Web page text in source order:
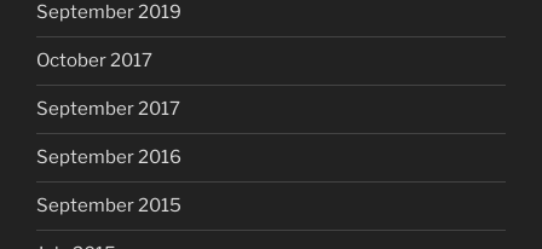
September 2019
October 2017
September 2017
September 2016
September 2015